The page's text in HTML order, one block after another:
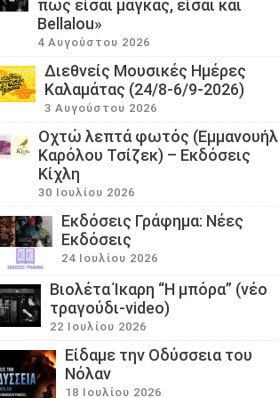
πως είσαι μάγκας, είσαι και
Bellalou»
4 Αυγούστου 2026
Διεθνείς Μουσικές Ημέρες
Καλαμάτας (24/8-6/9-2026)
3 Αυγούστου 2026
Οχτώ λεπτά φωτός (Εμμανουήλ
Καρόλου Τσίζεκ) – Εκδόσεις
Κίχλη
30 Ιουλίου 2026
Εκδόσεις Γράφημα: Νέες
Εκδόσεις
24 Ιουλίου 2026
Βιολέτα Ίκαρη “Η μπόρα” (νέο
τραγούδι-video)
22 Ιουλίου 2026
Eίδαμε την Οδύσσεια του
Νόλαν
18 Ιουλίου 2026